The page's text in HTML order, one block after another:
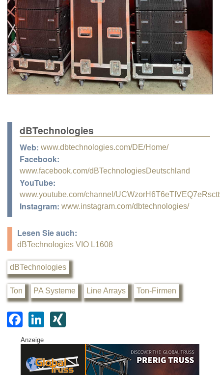
dBTechnologies
Web: www.dbtechnologies.com/DE/Home/
Facebook:
www.facebook.com/dBTechnologiesDeutschland
YouTube:
www.youtube.com/channel/
Instagram: www.instagram.com/dbtechnologies/
Lesen Sie auch:
dBTechnologies VIO L1608
dBTechnologies
Ton PA Systeme Line Arrays Ton-Firmen
F
a
c
e
Li
k
e
G
Anzeige